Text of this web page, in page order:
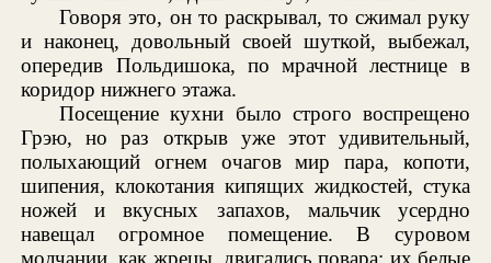
Говоря это, он то раскрывал, то сжимал руку
и наконец, довольный своей шуткой, выбежал,
опередив Польдишока, по мрачной лестнице в
коридор нижнего этажа.
Посещение кухни было строго воспрещено
Грэю, но раз открыв уже этот удивительный,
полыхающий огнем очагов мир пара, копоти,
шипения, клокотания кипящих жидкостей, стука
ножей и вкусных запахов, мальчик усердно
навещал огромное помещение. В суровом
молчании, как жрецы, двигались повара; их белые